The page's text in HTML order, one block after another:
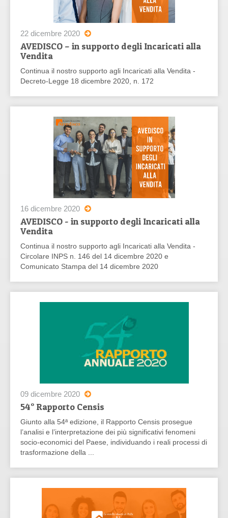
22 dicembre 2020
AVEDISCO – in supporto degli Incaricati alla
Vendita
Continua il nostro supporto agli Incaricati alla Vendita -
Decreto-Legge 18 dicembre 2020, n. 172
16 dicembre 2020
AVEDISCO - in supporto degli Incaricati alla
Vendita
Continua il nostro supporto agli Incaricati alla Vendita -
Circolare INPS n. 146 del 14 dicembre 2020 e
Comunicato Stampa del 14 dicembre 2020
09 dicembre 2020
54° Rapporto Censis
Giunto alla 54ª edizione, il Rapporto Censis prosegue
l’analisi e l’interpretazione dei più significativi fenomeni
socio-economici del Paese, individuando i reali processi di
trasformazione della ...